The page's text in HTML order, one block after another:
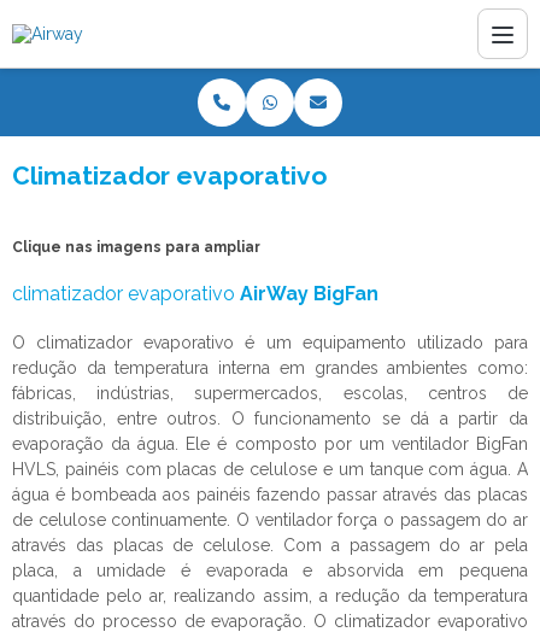
Climatizador evaporativo
Clique nas imagens para ampliar
climatizador evaporativo AirWay BigFan
O climatizador evaporativo é um equipamento utilizado para
redução da temperatura interna em grandes ambientes como:
fábricas, indústrias, supermercados, escolas, centros de
distribuição, entre outros. O funcionamento se dá a partir da
evaporação da água. Ele é composto por um ventilador BigFan
HVLS, painéis com placas de celulose e um tanque com água. A
água é bombeada aos painéis fazendo passar através das placas
de celulose continuamente. O ventilador força o passagem do ar
através das placas de celulose. Com a passagem do ar pela
placa, a umidade é evaporada e absorvida em pequena
quantidade pelo ar, realizando assim, a redução da temperatura
através do processo de evaporação. O climatizador evaporativo